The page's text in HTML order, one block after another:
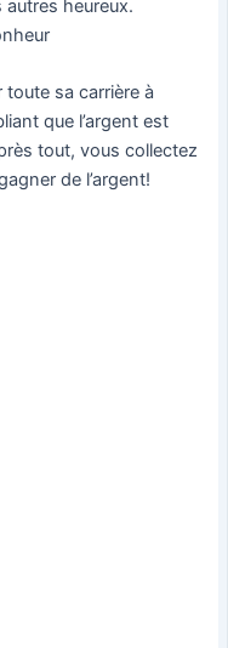
heureux.
toute sa carrière à
que l’argent est
tout, vous collectez
de l’argent!